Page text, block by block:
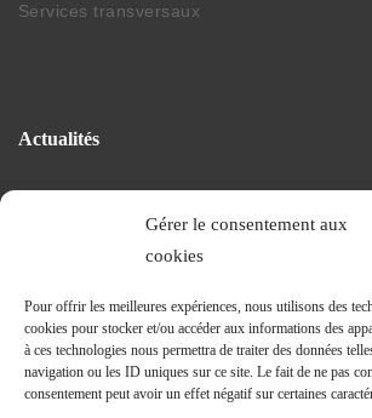
Gérer le consentement aux
cookies
Pour offrir les meilleures expériences, nous utilisons des
cookies pour stocker et/ou accéder aux informations des
à ces technologies nous permettra de traiter des données
navigation ou les ID uniques sur ce site. Le fait de ne pas
consentement peut avoir un effet négatif sur certaines
Services transversaux
Actualités
Projet de nouvel hopital
Journal Trimestriel